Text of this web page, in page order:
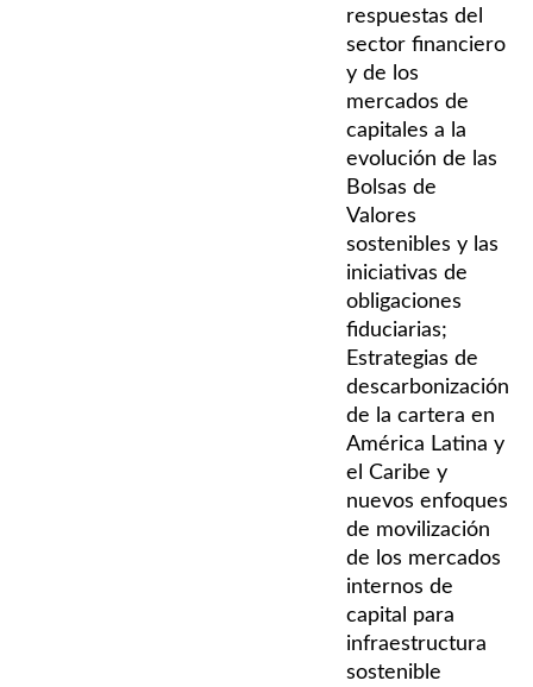
respuestas del
sector financiero
y de los
mercados de
capitales a la
evolución de las
Bolsas de
Valores
sostenibles y las
iniciativas de
obligaciones
fiduciarias;
Estrategias de
descarbonización
de la cartera en
América Latina y
el Caribe y
nuevos enfoques
de movilización
de los mercados
internos de
capital para
infraestructura
sostenible